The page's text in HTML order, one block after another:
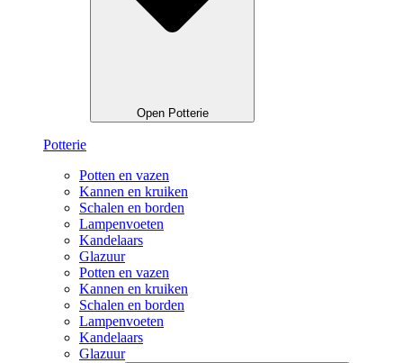
Open Potterie
Potterie
Potten en vazen
Kannen en kruiken
Schalen en borden
Lampenvoeten
Kandelaars
Glazuur
Potten en vazen
Kannen en kruiken
Schalen en borden
Lampenvoeten
Kandelaars
Glazuur